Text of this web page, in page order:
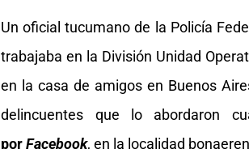
Un oficial tucumano de la Policía
trabajaba en la División Unidad
en la casa de amigos en Buenos
delincuentes que lo abordaron
porFacebook, en la localidad